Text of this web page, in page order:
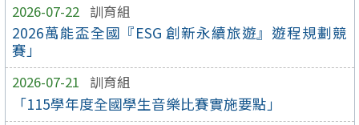
2026-07-22 訓育組
2026萬能盃全國『ESG 創新永續旅遊』遊程規劃競
賽」
2026-07-21 訓育組
「115學年度全國學生音樂比賽實施要點」